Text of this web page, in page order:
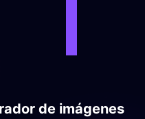
de imágenes